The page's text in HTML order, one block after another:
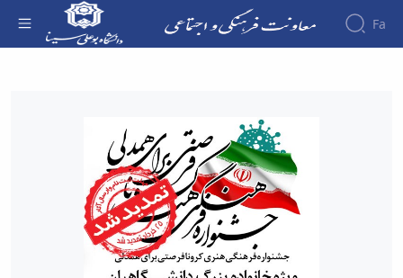
Fa
Chancellor
Responsibilities
همدلی» + مهلت ثبت نام و ارسال آثار تا
99/03/25 تمدید شد - معاونت فرهنگی